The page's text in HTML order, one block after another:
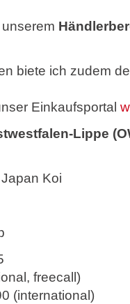
biete ich zudem
Einkaufsportal
Lippe
Koi
freecall)
(international)